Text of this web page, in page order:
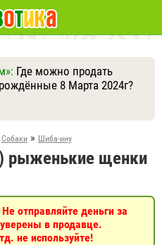
Где можно продать
8 Марта 2024г?
Задать вопрос
Собаки » Шиба-ину
рыженькие щенки
отправляйте деньги за
в продавце.
не используйте!